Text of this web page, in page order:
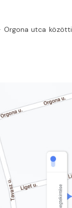
Orgona utca közötti